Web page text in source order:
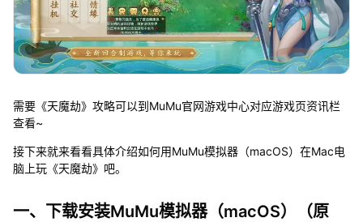
需要《天魔劫》攻略可以到MuMu官网游戏中心对应游戏页资讯栏
查看~
接下来就来看看具体介绍如何用MuMu模拟器（macOS）在Mac电
脑上玩《天魔劫》吧。
一、下载安装MuMu模拟器（macOS）（原